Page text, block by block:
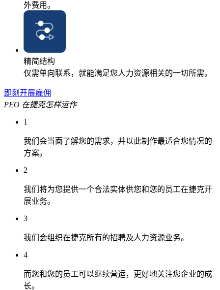
外费用。
精简结构
仅需单向联系，就能满足您人力资源相关的一切所需。
即刻开展雇佣
PEO 在捷克怎样运作
1
我们会当面了解您的需求，并以此制作最适合您情况的
方案。
2
我们将为您提供一个合法实体供您和您的员工在捷克开
展业务。
3
我们会组织在捷克所有的招聘及人力资源业务。
4
而您和您的员工可以继续营运，更好地关注您企业的成
长。